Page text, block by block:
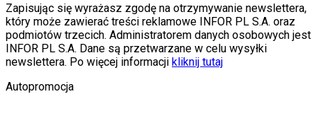
Zapisując się wyrażasz zgodę na otrzymywanie newslettera,
który może zawierać treści reklamowe INFOR PL S.A. oraz
podmiotów trzecich. Administratorem danych osobowych jest
INFOR PL S.A. Dane są przetwarzane w celu wysyłki
newslettera. Po więcej informacji kliknij tutaj
Autopromocja